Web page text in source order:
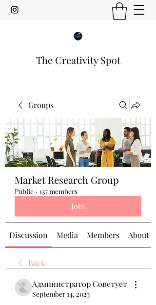
The Creativity Spot
Groups
Market Research Group
Public · 137 members
Join
Discussion Media Members About
Back
Администратор Советует
September 14, 2023